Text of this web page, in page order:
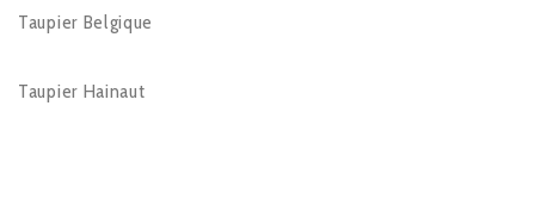
Taupier Belgique
Taupier Hainaut